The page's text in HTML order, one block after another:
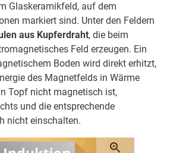
Glaskeramikfeld, auf dem
markiert sind. Unter den Feldern
aus Kupferdraht, die beim
Feld erzeugen. Ein
Boden wird direkt erhitzt,
des Magnetfelds in Wärme
Topf nicht magnetisch ist,
und die entsprechende
nicht einschalten.